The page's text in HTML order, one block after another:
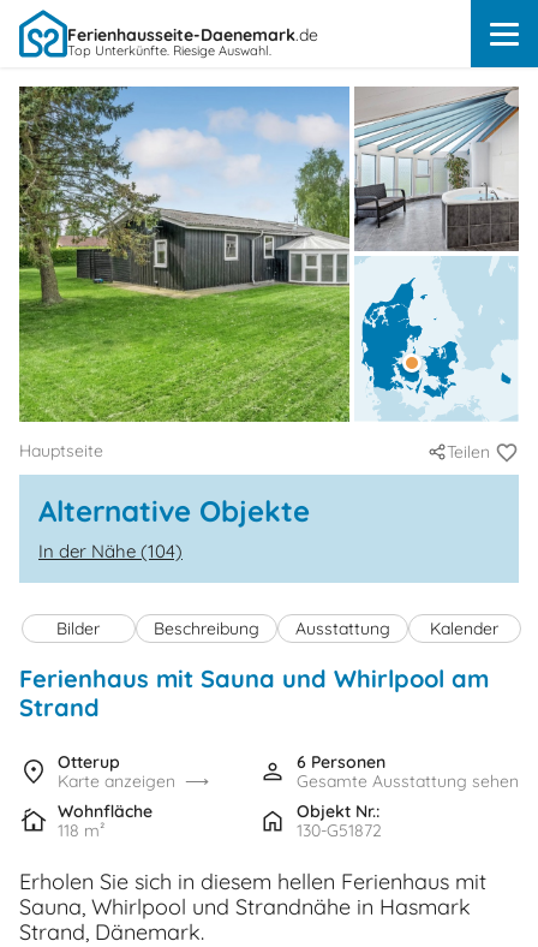
Ferienhausseite-Daenemark.de
Top Unterkünfte. Riesige Auswahl.
Hauptseite Teilen
Alternative Objekte
In der Nähe (104)
Bilder Beschreibung Ausstattung Kalender
Ferienhaus mit Sauna und Whirlpool am
Strand
Otterup
Karte anzeigen
6 Personen
Gesamte Ausstattung sehen
Wohnfläche
118 m²
Objekt Nr.:
130-G51872
Erholen Sie sich in diesem hellen Ferienhaus mit
Sauna, Whirlpool und Strandnähe in Hasmark
Strand, Dänemark.